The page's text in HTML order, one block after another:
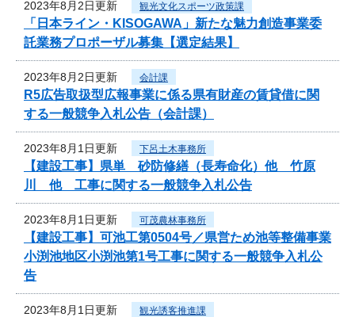
2023年8月2日更新 観光文化スポーツ政策課
「日本ライン・KISOGAWA」新たな魅力創造事業委
託業務プロポーザル募集【選定結果】
2023年8月2日更新 会計課
R5広告取扱型広報事業に係る県有財産の賃貸借に関
する一般競争入札公告（会計課）
2023年8月1日更新 下呂土木事務所
【建設工事】県単 砂防修繕（長寿命化）他 竹原
川 他 工事に関する一般競争入札公告
2023年8月1日更新 可茂農林事務所
【建設工事】可池工第0504号／県営ため池等整備事業
小渕池地区小渕池第1号工事に関する一般競争入札公
告
2023年8月1日更新 観光誘客推進課